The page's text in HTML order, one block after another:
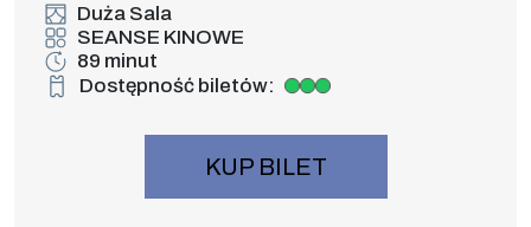
Duża Sala
SEANSE KINOWE
89 minut
Dostępność biletów:
Duża dostępność biletów
KUP BILET